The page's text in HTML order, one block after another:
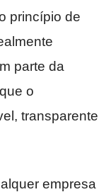
princípio de
parte da
o
transparente
empresa